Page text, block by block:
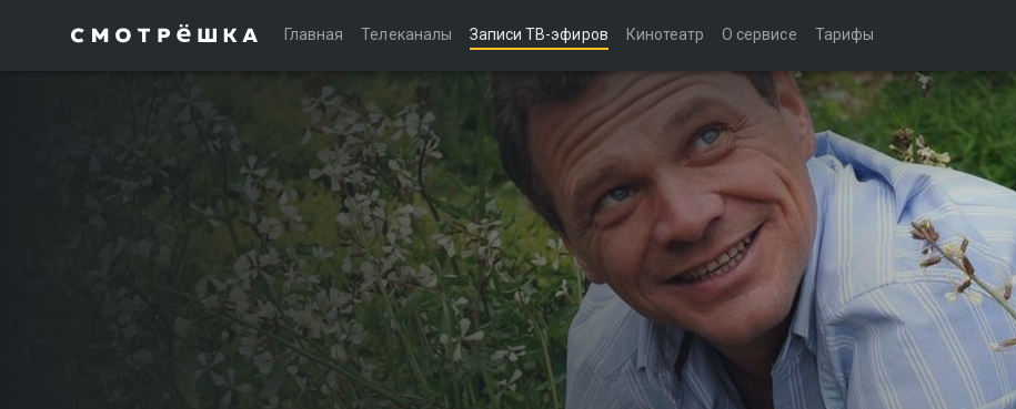
Главная Телеканалы Записи ТВ-эфиров Кинотеатр О сервисе Тарифы